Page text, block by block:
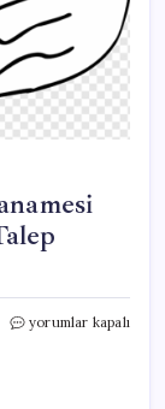
Mehmet
yorumlar kapalı